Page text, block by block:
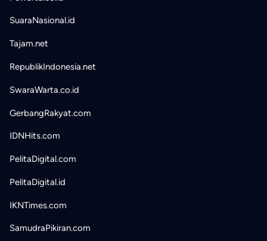
SuaraNasional.id
Tajam.net
RepublikIndonesia.net
SwaraWarta.co.id
GerbangRakyat.com
IDNHits.com
PelitaDigital.com
PelitaDigital.id
IKNTimes.com
SamudraPikiran.com